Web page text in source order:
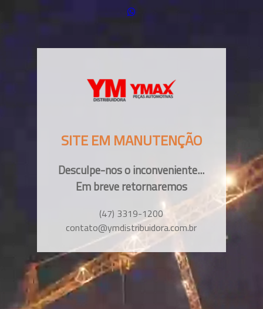
SITE EM MANUTENÇÃO
Desculpe-nos o inconveniente...
Em breve retornaremos
(47) 3319-1200
contato@ymdistribuidora.com.br